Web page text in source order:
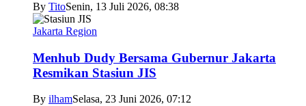
By TitoSenin, 13 Juli 2026, 08:38
Jakarta Region
Menhub Dudy Bersama Gubernur Jakarta
Resmikan Stasiun JIS
By ilhamSelasa, 23 Juni 2026, 07:12